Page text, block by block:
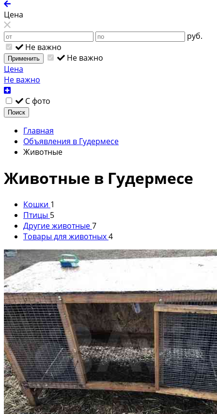
Цена
руб.
Не важно
Применить
Не важно
Цена
Не важно
С фото
Поиск
Главная
Объявления в Гудермесе
Животные
Животные в Гудермесе
Кошки 1
Птицы 5
Другие животные7
Товары для животных4